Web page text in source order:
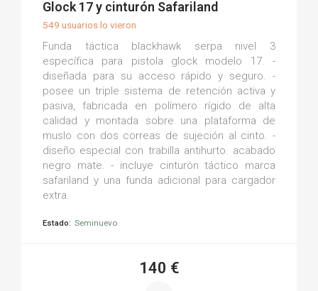
Glock 17 y cinturón Safariland
549 usuarios lo vieron
Funda táctica blackhawk serpa nivel 3
específica para pistola glock modelo 17. -
diseñada para su acceso rápido y seguro. -
posee un triple sistema de retención activa y
pasiva, fabricada en polímero rígido de alta
calidad y montada sobre una plataforma de
muslo con dos correas de sujeción al cinto. -
diseño especial con trabilla antihurto. acabado
negro mate. - incluye cinturón táctico marca
safariland y una funda adicional para cargador
extra.
Estado: Seminuevo
140 €